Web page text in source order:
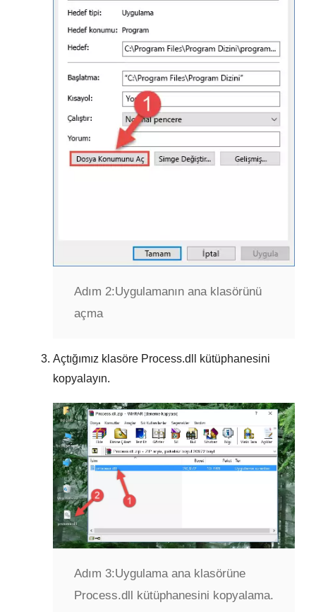
Adım 2:Uygulamanın ana klasörünü
açma
Açtığımız klasöre Process.dll
kütüphanesini
kopyalayın.
Adım 3:Uygulama ana klasörüne
Process.dll kütüphanesini kopyalama.